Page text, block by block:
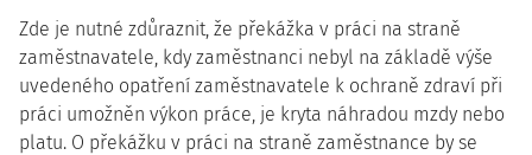
Zde je nutné zdůraznit, že překážka v práci na straně
zaměstnavatele, kdy zaměstnanci nebyl na základě výše
uvedeného opatření zaměstnavatele k ochraně zdraví při
práci umožněn výkon práce, je kryta náhradou mzdy nebo
platu. O překážku v práci na straně zaměstnance by se